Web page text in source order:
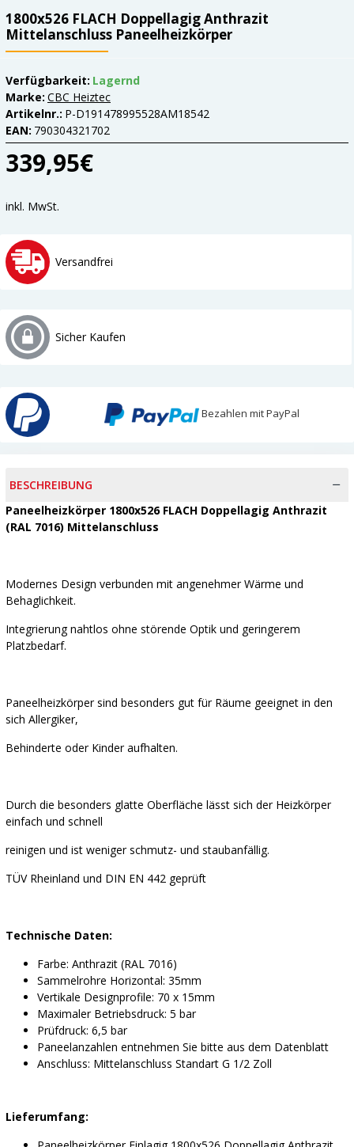
1800x526 FLACH Doppellagig Anthrazit
Mittelanschluss Paneelheizkörper
339,95€
Verfügbarkeit: Lagernd
Marke: CBC Heiztec
Artikelnr.: P-D191478995528AM18542
EAN: 790304321702
inkl. MwSt.
Versandfrei
Sicher Kaufen
Bezahlen mit PayPal
BESCHREIBUNG
Paneelheizkörper 1800x526 FLACH Doppellagig Anthrazit
(RAL 7016) Mittelanschluss
Modernes Design verbunden mit angenehmer Wärme und
Behaglichkeit.
Integrierung nahtlos ohne störende Optik und geringerem
Platzbedarf.
Paneelheizkörper sind besonders gut für Räume geeignet in den
sich Allergiker,
Behinderte oder Kinder aufhalten.
Durch die besonders glatte Oberfläche lässt sich der Heizkörper
einfach und schnell
reinigen und ist weniger schmutz- und staubanfällig.
TÜV Rheinland und DIN EN 442 geprüft
Technische Daten:
Farbe: Anthrazit (RAL 7016)
Sammelrohre Horizontal: 35mm
Vertikale Designprofile: 70 x 15mm
Maximaler Betriebsdruck: 5 bar
Prüfdruck: 6,5 bar
Paneelanzahlen entnehmen Sie bitte aus dem Datenblatt
Anschluss: Mittelanschluss Standart G 1/2 Zoll
Lieferumfang: